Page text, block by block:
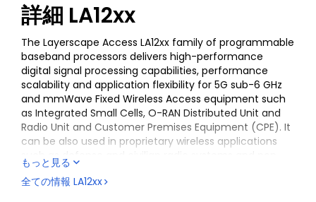
詳細 LA12xx
The Layerscape Access LA12xx family of programmable
baseband processors delivers high-performance
digital signal processing capabilities, performance
scalability and application flexibility for 5G sub-6 GHz
and mmWave Fixed Wireless Access equipment such
as Integrated Small Cells, O-RAN Distributed Unit and
Radio Unit and Customer Premises Equipment (CPE). It
can be also used in proprietary wireless applications
such as defense and civilian radio systems and non-
terrestrial networks (NTN).
もっと見る
全ての情報 LA12xx